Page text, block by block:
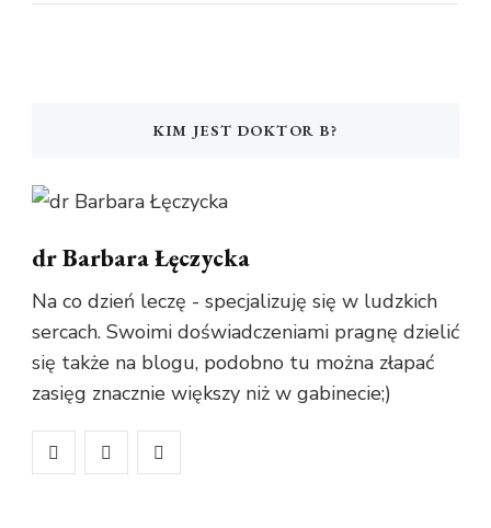
KIM JEST DOKTOR B?
dr Barbara Łęczycka
Na co dzień leczę - specjalizuję się w ludzkich
sercach. Swoimi doświadczeniami pragnę dzielić
się także na blogu, podobno tu można złapać
zasięg znacznie większy niż w gabinecie;)